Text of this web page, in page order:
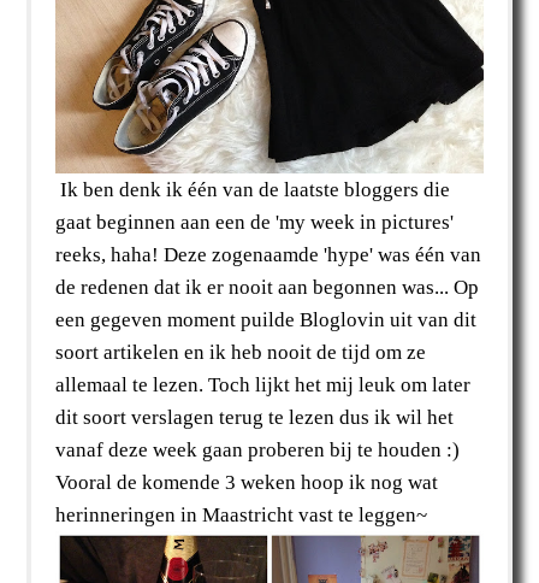
Ik ben denk ik één van de laatste bloggers die
gaat beginnen aan een de 'my week in pictures'
reeks, haha! Deze zogenaamde 'hype' was één van
de redenen dat ik er nooit aan begonnen was... Op
een gegeven moment puilde Bloglovin uit van dit
soort artikelen en ik heb nooit de tijd om ze
allemaal te lezen. Toch lijkt het mij leuk om later
dit soort verslagen terug te lezen dus ik wil het
vanaf deze week gaan proberen bij te houden :)
Vooral de komende 3 weken hoop ik nog wat
herinneringen in Maastricht vast te leggen~